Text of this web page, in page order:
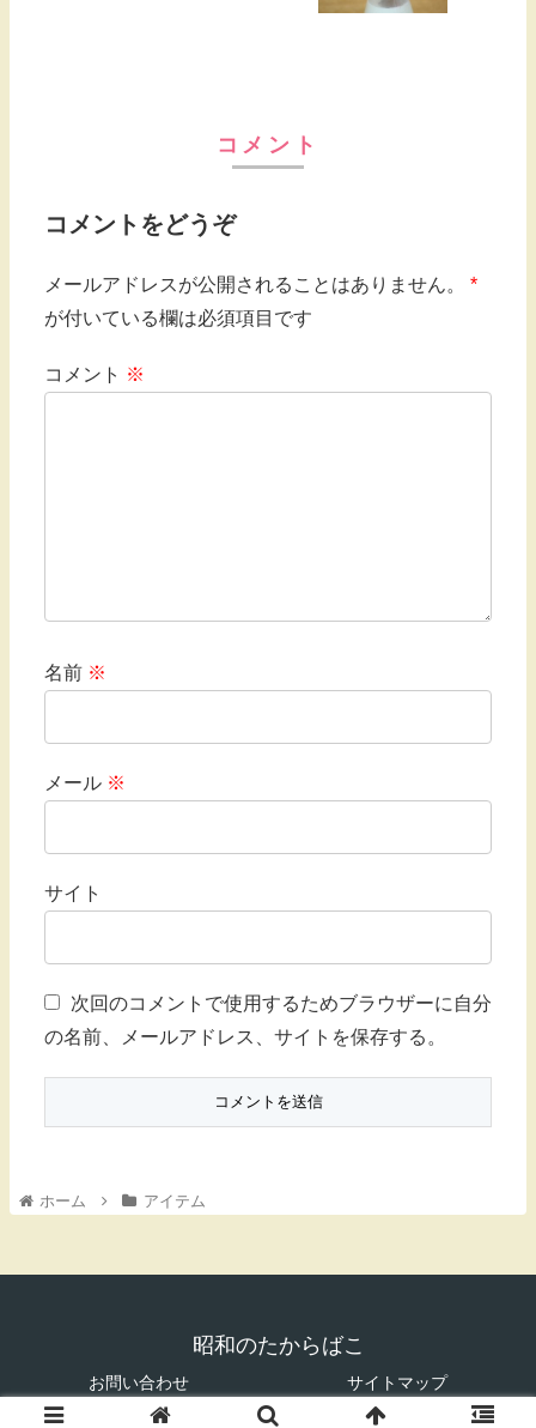
コメント
コメントをどうぞ
メールアドレスが公開されることはありません。
*
が付いている欄は必須項目です
コメント ※
名前 ※
メール ※
サイト
次回のコメントで使用するためブラウザーに自分
の名前、メールアドレス、サイトを保存する。
ホーム アイテム
昭和のたからばこ
お問い合わせ サイトマップ
© 2018 昭和のたからばこ.